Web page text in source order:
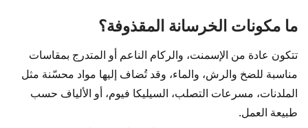
ما مكونات الخرسانة المقذوفة؟
تتكون عادة من الإسمنت، والركام الناعم أو المتدرج بمقاسات
مناسبة للضخ والرش، والماء، وقد تُضاف إليها مواد محسّنة مثل
الملدنات، مسرعات التصلب، السيليكا فيوم، أو الألياف حسب
طبيعة العمل.